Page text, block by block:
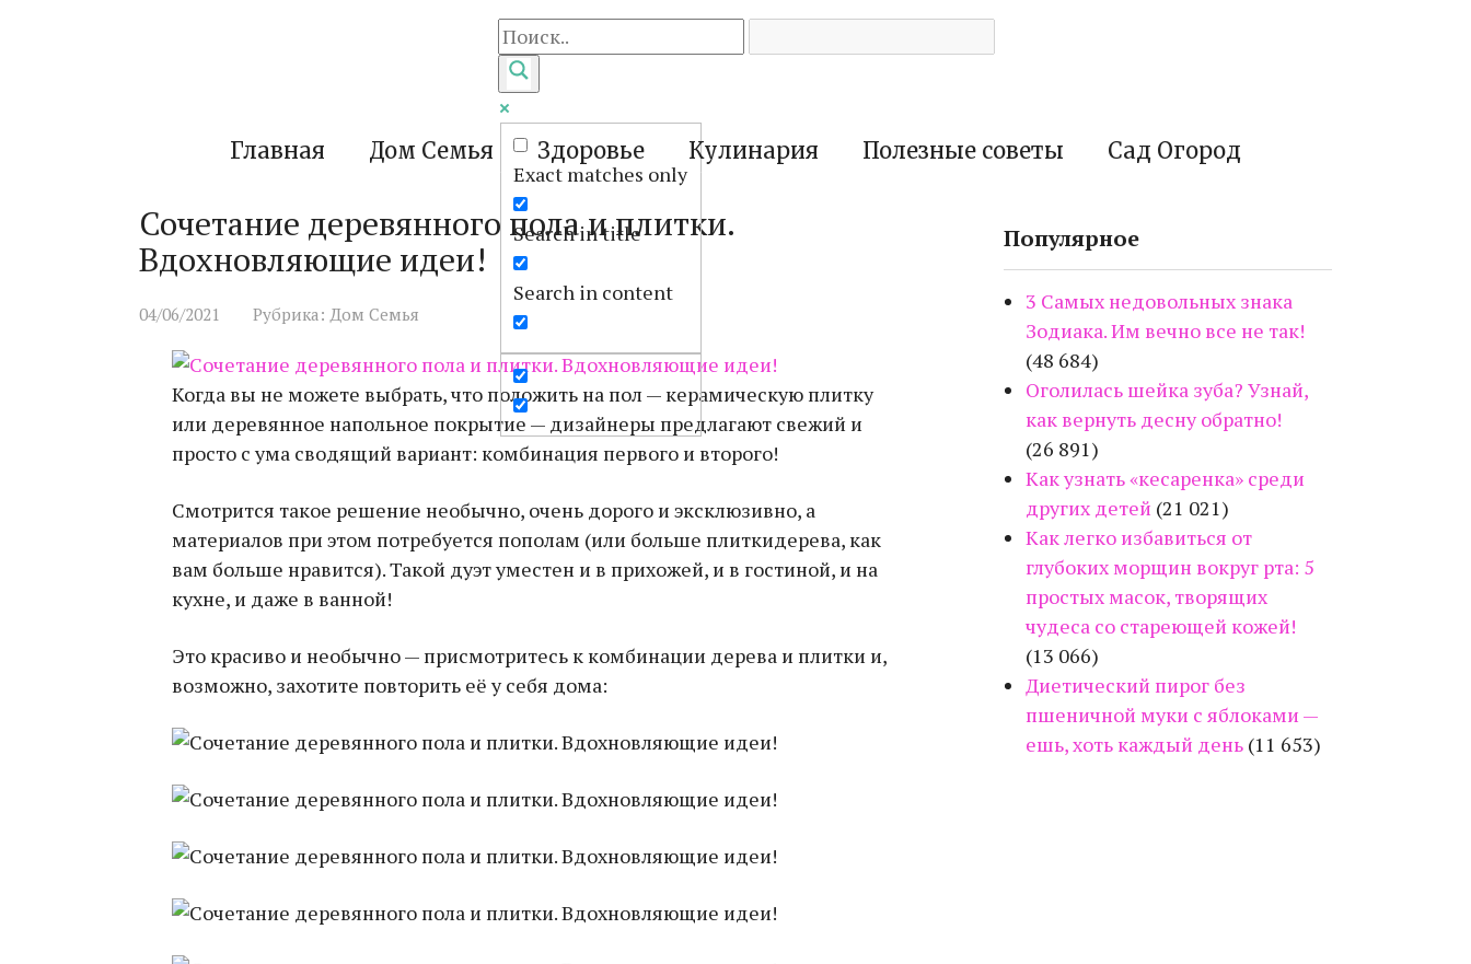
Exact matches only
Search in title
Search in content
Главная Дом Семья Здоровье Кулинария Полезные советы Сад Огород
Сочетание деревянного пола и плитки.
Вдохновляющие идеи!
04/06/2021 Рубрика: Дом Семья
Когда вы не можете выбрать, что положить на пол — керамическую плитку
или деревянное напольное покрытие — дизайнеры предлагают свежий и
просто с ума сводящий вариант: комбинация первого и второго!
Смотрится такое решение необычно, очень дорого и эксклюзивно, а
материалов при этом потребуется пополам (или больше плиткидерева, как
вам больше нравится). Такой дуэт уместен и в прихожей, и в гостиной, и на
кухне, и даже в ванной!
Это красиво и необычно — присмотритесь к комбинации дерева и плитки и,
возможно, захотите повторить её у себя дома:
Популярное
3 Самых недовольных знака
Зодиака. Им вечно все не так!
(48 684)
Оголилась шейка зуба? Узнай,
как вернуть десну обратно!
(26 891)
Как узнать «кесаренка» среди
других детей (21 021)
Как легко избавиться от
глубоких морщин вокруг рта: 5
простых масок, творящих
чудеса со стареющей кожей!
(13 066)
Диетический пирог без
пшеничной муки с яблоками —
ешь, хоть каждый день (11 653)